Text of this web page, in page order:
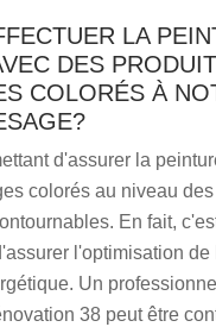
LA
DES
COLORÉS À
d'assurer la
colorés au niveau
En fait,
l'optimisation de
Un
38 peut être